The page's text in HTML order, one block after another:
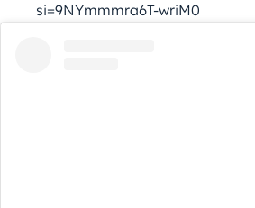
si=9NYmmmra6T-wriM0